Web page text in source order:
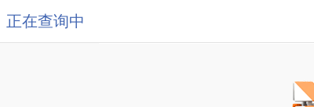
正在查询中